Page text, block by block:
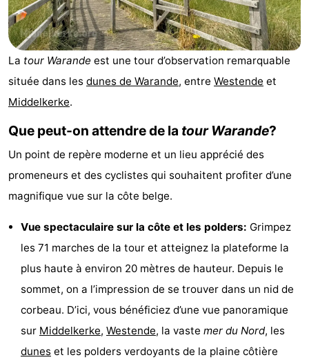
Suites
Nieuwpoort
Holiday
Suites
Campings
Chambre
-
Nieuwpoort
-
Oostduinkerke
zee
-
Last
minutes
Plages
Voir
Lieux
La tour Warande est une tour d’observation remarquable
située dans les dunes de Warande, entre Westende et
Middelkerke.
Que peut-on attendre de la tour Warande?
Un point de repère moderne et un lieu apprécié des
promeneurs et des cyclistes qui souhaitent profiter d’une
magnifique vue sur la côte belge.
Vue spectaculaire sur la côte et les polders: Grimpez
les 71 marches de la tour et atteignez la plateforme la
plus haute à environ 20 mètres de hauteur. Depuis le
sommet, on a l’impression de se trouver dans un nid de
corbeau. D’ici, vous bénéficiez d’une vue panoramique
sur Middelkerke, Westende, la vaste mer du Nord, les
dunes et les polders verdoyants de la plaine côtière